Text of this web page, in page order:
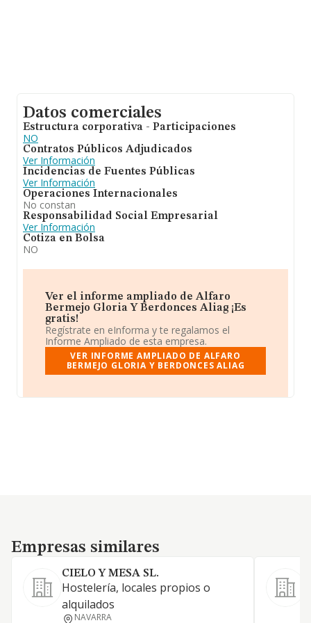
Datos comerciales
Estructura corporativa - Participaciones
NO
Contratos Públicos Adjudicados
Ver Información
Incidencias de Fuentes Públicas
Ver Información
Operaciones Internacionales
No constan
Responsabilidad Social Empresarial
Ver Información
Cotiza en Bolsa
NO
Ver el informe ampliado de Alfaro
Bermejo Gloria Y Berdonces Aliag ¡Es
gratis!
Regístrate en eInforma y te regalamos el
Informe Ampliado de esta empresa.
VER INFORME AMPLIADO DE ALFARO
BERMEJO GLORIA Y BERDONCES ALIAG
Empresas similares
Empresas similares
CIELO Y MESA SL.
Hostelería, locales propios o
alquilados
NAVARRA